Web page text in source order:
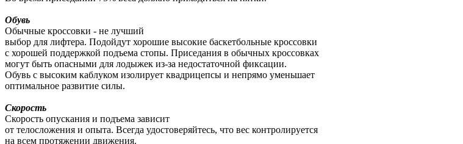
Обувь
Обычные кроссовки - не лучший
выбор для лифтера. Подойдут хорошие высокие баскетбольные кроссовки
с хорошей поддержкой подъема стопы. Приседания в обычных кроссовках
могут быть опасными для лодыжек из-за недостаточной фиксации.
Обувь с высоким каблуком изолирует квадрицепсы и непрямо уменьшает
оптимальное развитие силы.
Скорость
Скорость опускания и подъема зависит
от телосложения и опыта. Всегда удостоверяйтесь, что вес контролируется
на всем протяжении движения.